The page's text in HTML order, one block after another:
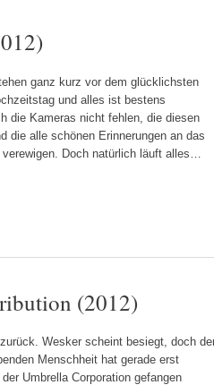
ganz kurz vor dem glücklichsten
und alles ist bestens
die Kameras nicht fehlen, die diesen
die alle schönen Erinnerungen an das
Doch natürlich läuft alles…
(2012)
Wesker scheint besiegt, doch
Menschheit hat gerade erst
Umbrella Corporation gefangen